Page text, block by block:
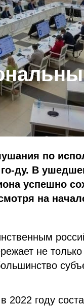
по
ду. В
успешно
на
не только
2022 году